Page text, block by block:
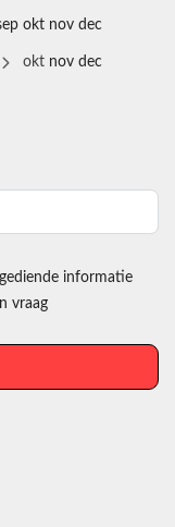
okt nov dec
okt nov dec
informatie
vraag